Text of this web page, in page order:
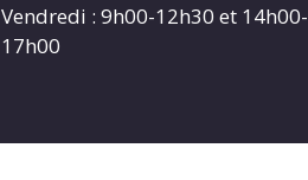
Vendredi : 9h00-12h30 et 14h00-
17h00